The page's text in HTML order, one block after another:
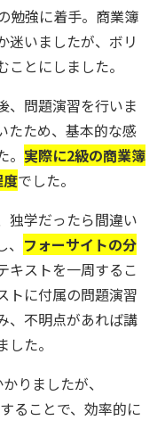
勉強に着手。商業簿
迷いましたが、ボリ
とにしました。
、問題演習を行いま
たため、基本的な感
実際に2級の商業簿
でした。
独学だったら間違い
フォーサイトの分
キストを一周するこ
トに付属の問題演習
、不明点があれば講
た。
りましたが、
ることで、効率的に